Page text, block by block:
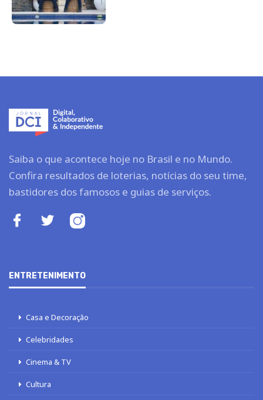
Saiba o que acontece hoje no Brasil e no Mundo.
Confira resultados de loterias, notícias do seu time,
bastidores dos famosos e guias de serviços.
ENTRETENIMENTO
Casa e Decoração
Celebridades
Cinema & TV
Cultura